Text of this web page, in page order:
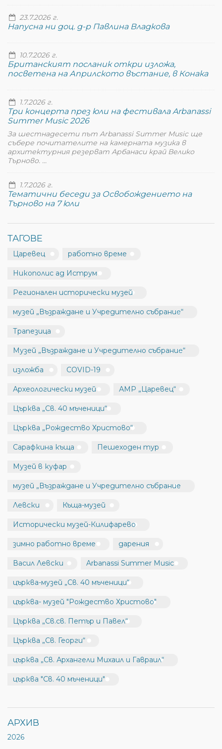
23.7.2026 г.
Напусна ни доц. д-р Павлина Владкова
10.7.2026 г.
Британският посланик откри изложа,
посветена на Априлското въстание, в Конака
1.7.2026 г.
Три концерта през юли на фестивала Arbanassi
Summer Music 2026
За шестнадесети път Arbanassi Summer Music ще
събере почитателите на камерната музика в
архитектурния резерват Арбанаси край Велико
Търново. ...
1.7.2026 г.
Тематични беседи за Освобождението на
Търново на 7 юли
ТАГОВЕ
Царевец работно време
Никополис ад Иструм
Регионален исторически музей
музей „Възраждане и Учредително събрание“
Трапезица
Музей „Възраждане и Учредително събрание“
изложба COVID-19
Археологически музей АМР „Царевец“
Църква „Св. 40 мъченици“
Църква „Рождество Христово“
Сарафкина къща Пешеходен тур
Музей в куфар
музей „Възраждане и Учредително събрание
Левски Къща-музей
Исторически музей-Килифарево
зимно работно време дарения
Васил Левски Arbanassi Summer Music
църква-музей „Св. 40 мъченици“
църква- музей "Рождество Христово"
Църква „Св.св. Петър и Павел“
Църква „Св. Георги“
църква „Св. Архангели Михаил и Гавраил“
църква "Св. 40 мъченици"
АРХИВ
2026